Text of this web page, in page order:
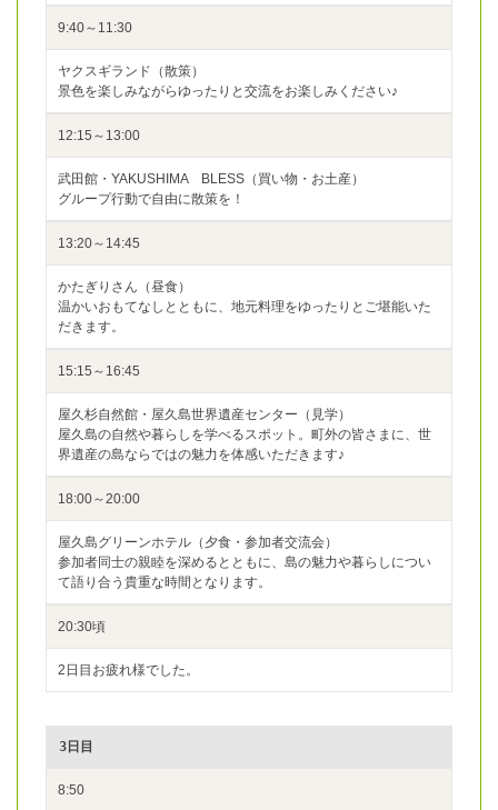
9:40～11:30
ヤクスギランド（散策）
景色を楽しみながらゆったりと交流をお楽しみください♪
12:15～13:00
武田館・YAKUSHIMA BLESS（買い物・お土産）
グループ行動で自由に散策を！
13:20～14:45
かたぎりさん（昼食）
温かいおもてなしとともに、地元料理をゆったりとご堪能いた
だきます。
15:15～16:45
屋久杉自然館・屋久島世界遺産センター（見学）
屋久島の自然や暮らしを学べるスポット。町外の皆さまに、世
界遺産の島ならではの魅力を体感いただきます♪
18:00～20:00
屋久島グリーンホテル（夕食・参加者交流会）
参加者同士の親睦を深めるとともに、島の魅力や暮らしについ
て語り合う貴重な時間となります。
20:30頃
2日目お疲れ様でした。
3日目
8:50